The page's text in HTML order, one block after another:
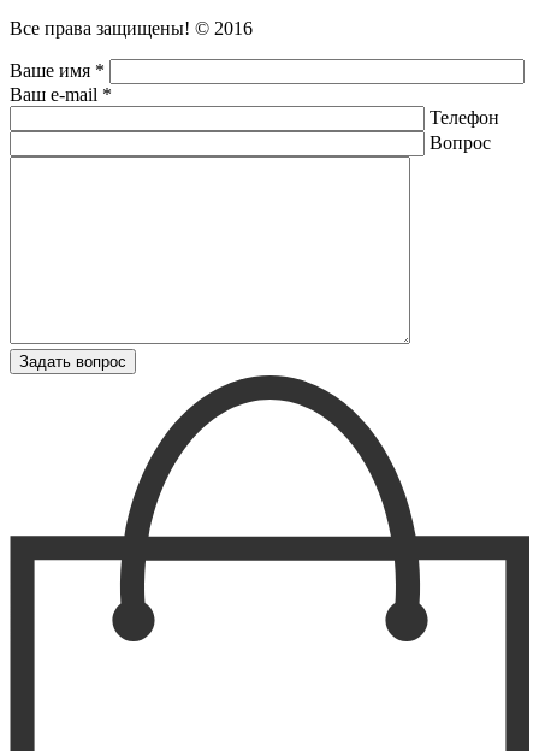
Все права защищены! © 2016
Ваше имя *
Ваш e-mail *
Телефон
Вопрос